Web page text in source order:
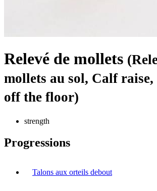
Relevé de mollets
mollets au sol, Calf
off the floor)
strength
Progressions
Talons aux orteils debout